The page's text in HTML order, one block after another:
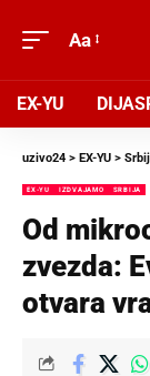
Aa
EX-YU
uzivo24 > EX-YU >
EX-YU IZDVAJAMO SRBIJA
Od
zvezda:
otvara